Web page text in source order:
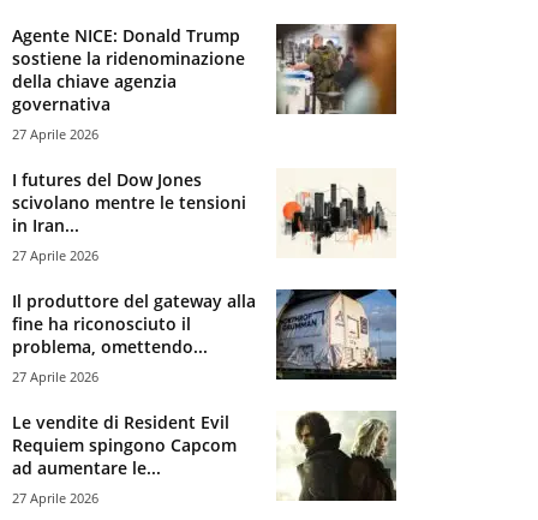
Agente NICE: Donald Trump
sostiene la ridenominazione
della chiave agenzia
governativa
27 Aprile 2026
I futures del Dow Jones
scivolano mentre le tensioni
in Iran...
27 Aprile 2026
Il produttore del gateway alla
fine ha riconosciuto il
problema, omettendo...
27 Aprile 2026
Le vendite di Resident Evil
Requiem spingono Capcom
ad aumentare le...
27 Aprile 2026